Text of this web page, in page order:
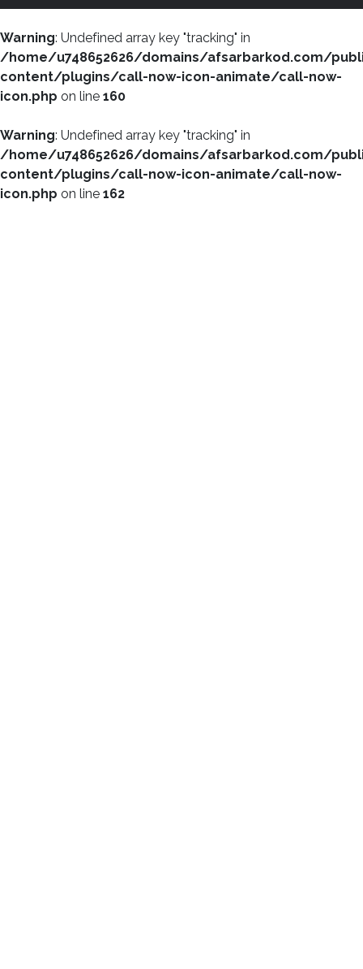
Warning: Undefined array key "tracking" in
/home/u748652626/domains/afsarbarkod.com/
content/plugins/call-now-icon-animate/call-now-
icon.php on line 160
Warning: Undefined array key "tracking" in
/home/u748652626/domains/afsarbarkod.com/
content/plugins/call-now-icon-animate/call-now-
icon.php on line 162